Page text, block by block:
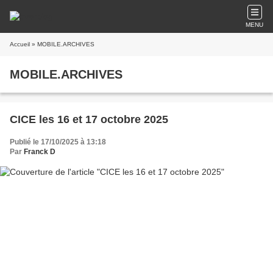
MENU
Accueil » MOBILE.ARCHIVES
MOBILE.ARCHIVES
CICE les 16 et 17 octobre 2025
Publié le 17/10/2025 à 13:18
Par Franck D